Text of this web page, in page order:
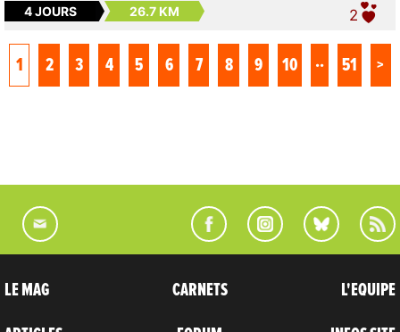
4 JOURS 26.7 KM 2
1 2 3 4 5 6 7 8 9 10 .. 51 >
LE MAG CARNETS L'EQUIPE